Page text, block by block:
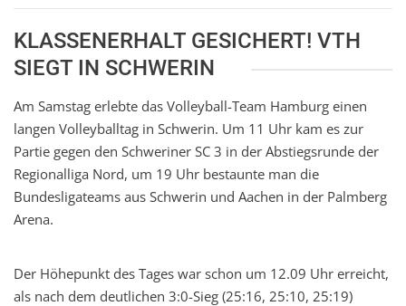
KLASSENERHALT GESICHERT! VTH
SIEGT IN SCHWERIN
Am Samstag erlebte das Volleyball-Team Hamburg einen
langen Volleyballtag in Schwerin. Um 11 Uhr kam es zur
Partie gegen den Schweriner SC 3 in der Abstiegsrunde der
Regionalliga Nord, um 19 Uhr bestaunte man die
Bundesligateams aus Schwerin und Aachen in der Palmberg
Arena.
Der Höhepunkt des Tages war schon um 12.09 Uhr erreicht,
als nach dem deutlichen 3:0-Sieg (25:16, 25:10, 25:19)